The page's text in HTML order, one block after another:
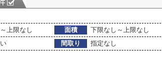
上限なし 面積 下限なし～上限なし
間取り
指定なし